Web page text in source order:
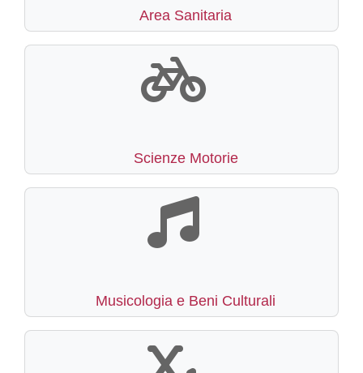
Area Sanitaria
Scienze Motorie
Musicologia e Beni Culturali